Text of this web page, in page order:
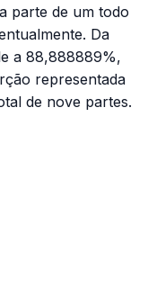
parte de um todo
Da
a 88,888889%,
representada
de nove partes.